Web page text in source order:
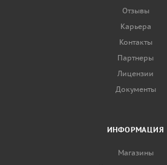
Отзывы
Карьера
Контакты
Партнеры
Лицензии
Документы
ИНФОРМАЦИЯ
Магазины